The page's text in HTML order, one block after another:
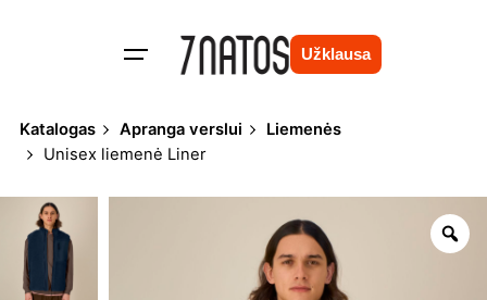
Užklausa
Katalogas Apranga verslui
Liemenės
Unisex liemenė Liner